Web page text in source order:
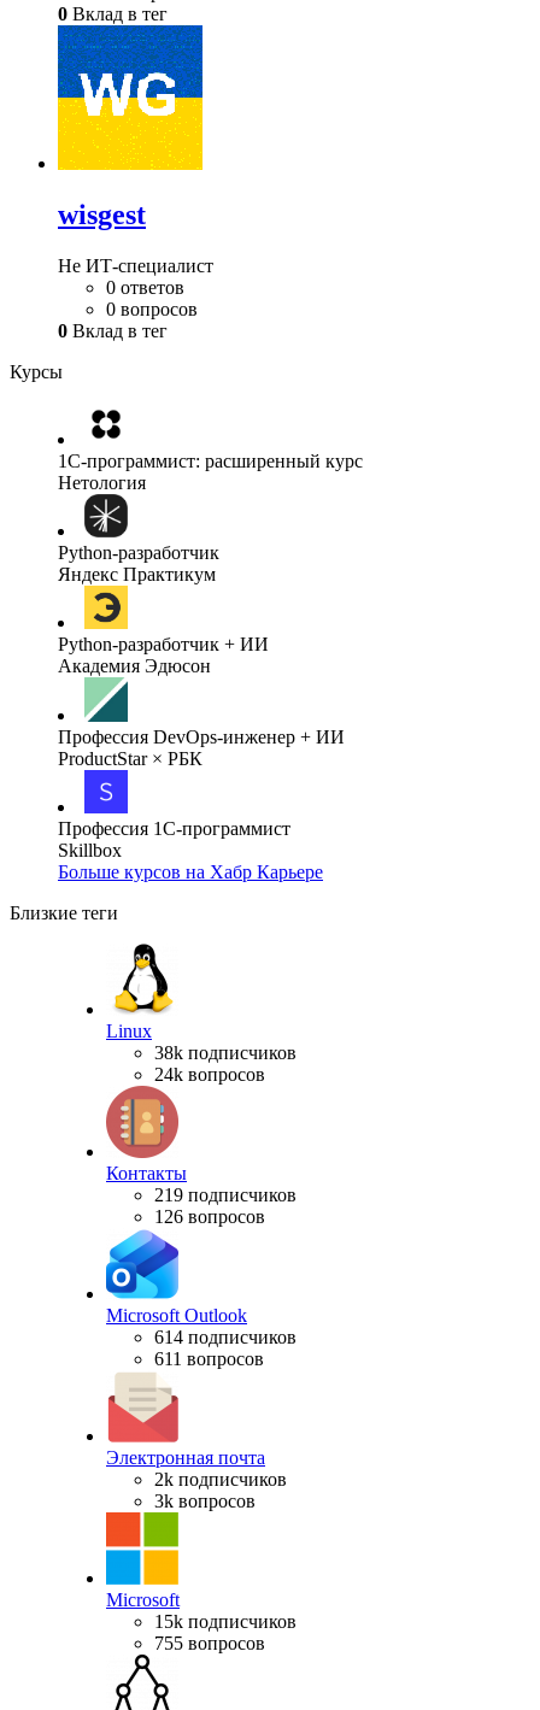
0 Вклад в тег
wisgest
Не ИТ-специалист
0 ответов
0 вопросов
0 Вклад в тег
Курсы
1C-программист: расширенный курс
Нетология
Python-разработчик
Яндекс Практикум
Python-разработчик + ИИ
Академия Эдюсон
Профессия DevOps-инженер + ИИ
ProductStar × РБК
Профессия 1С-программист
Skillbox
Больше курсов на Хабр Карьере
Близкие теги
Linux
38k подписчиков
24k вопросов
Контакты
219 подписчиков
126 вопросов
Microsoft Outlook
614 подписчиков
611 вопросов
Электронная почта
2k подписчиков
3k вопросов
Microsoft
15k подписчиков
755 вопросов